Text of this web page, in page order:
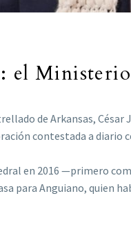
el
de Arkansas,
contestada a
en 2016 —primero
para Anguiano, quien